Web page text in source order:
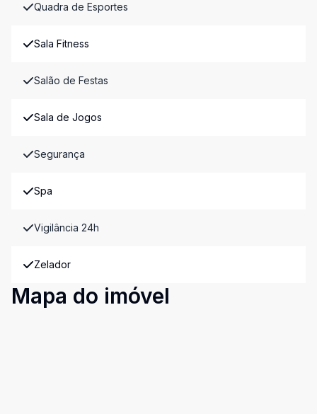
Quadra de Esportes
Sala Fitness
Salão de Festas
Sala de Jogos
Segurança
Spa
Vigilância 24h
Zelador
Mapa do imóvel